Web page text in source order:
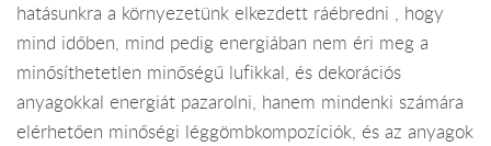
hatásunkra a környezetünk elkezdett ráébredni , hogy
mind időben, mind pedig energiában nem éri meg a
minősíthetetlen minőségű lufikkal, és dekorációs
anyagokkal energiát pazarolni, hanem mindenki számára
elérhetően minőségi léggömbkompozíciók, és az anyagok